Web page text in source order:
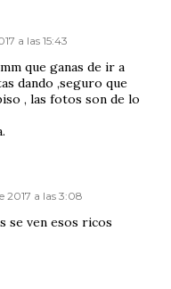
a las 15:43
que ganas de ir a
dando ,seguro que
, las fotos son de lo
2017 a las 3:08
se ven esos ricos